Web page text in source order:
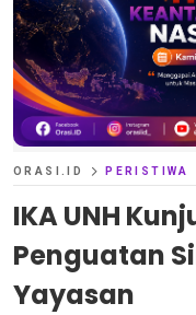
ORASI.ID PERISTIWA
IKA UNH
Penguatan
Yayasan